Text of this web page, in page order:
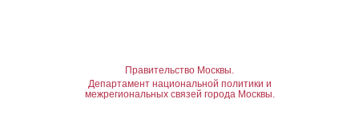
Правительство Москвы.
Департамент национальной политики и
межрегиональных связей города Москвы.